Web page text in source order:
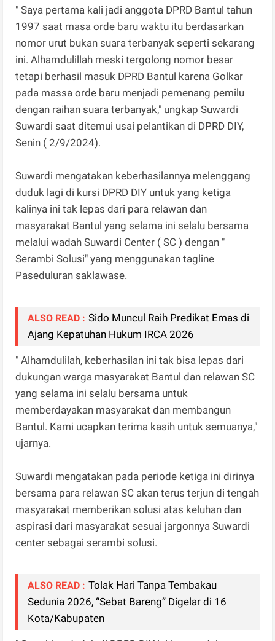
" Saya pertama kali jadi anggota DPRD Bantul tahun
1997 saat masa orde baru waktu itu berdasarkan
nomor urut bukan suara terbanyak seperti sekarang
ini. Alhamdulillah meski tergolong nomor besar
tetapi berhasil masuk DPRD Bantul karena Golkar
pada massa orde baru menjadi pemenang pemilu
dengan raihan suara terbanyak," ungkap Suwardi
Suwardi saat ditemui usai pelantikan di DPRD DIY,
Senin ( 2/9/2024).
Suwardi mengatakan keberhasilannya melenggang
duduk lagi di kursi DPRD DIY untuk yang ketiga
kalinya ini tak lepas dari para relawan dan
masyarakat Bantul yang selama ini selalu bersama
melalui wadah Suwardi Center ( SC ) dengan "
Serambi Solusi" yang menggunakan tagline
Paseduluran saklawase.
ALSO READ : Sido Muncul Raih Predikat Emas di
Ajang Kepatuhan Hukum IRCA 2026
" Alhamdulilah, keberhasilan ini tak bisa lepas dari
dukungan warga masyarakat Bantul dan relawan SC
yang selama ini selalu bersama untuk
memberdayakan masyarakat dan membangun
Bantul. Kami ucapkan terima kasih untuk semuanya,"
ujarnya.
Suwardi mengatakan pada periode ketiga ini dirinya
bersama para relawan SC akan terus terjun di tengah
masyarakat memberikan solusi atas keluhan dan
aspirasi dari masyarakat sesuai jargonnya Suwardi
center sebagai serambi solusi.
ALSO READ : Tolak Hari Tanpa Tembakau
Sedunia 2026, “Sebat Bareng” Digelar di 16
Kota/Kabupaten